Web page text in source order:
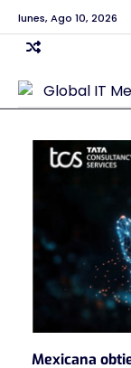
Skip
to
content
lunes, Ago 10, 2026
Mexicana